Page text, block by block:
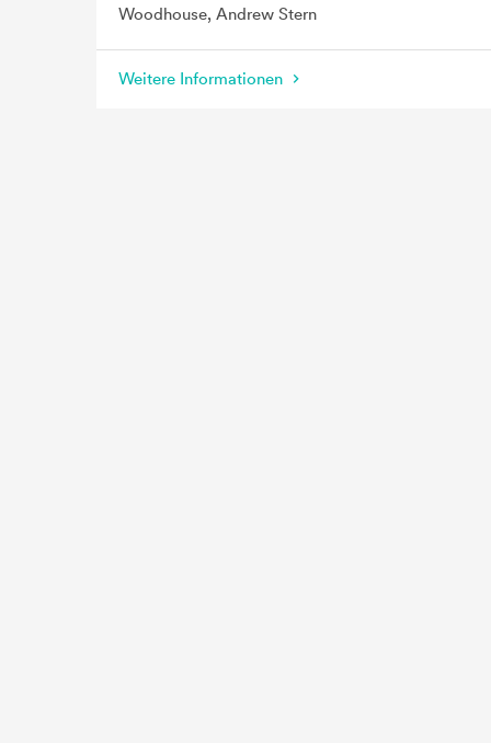
Woodhouse, Andrew Stern
Weitere Informationen